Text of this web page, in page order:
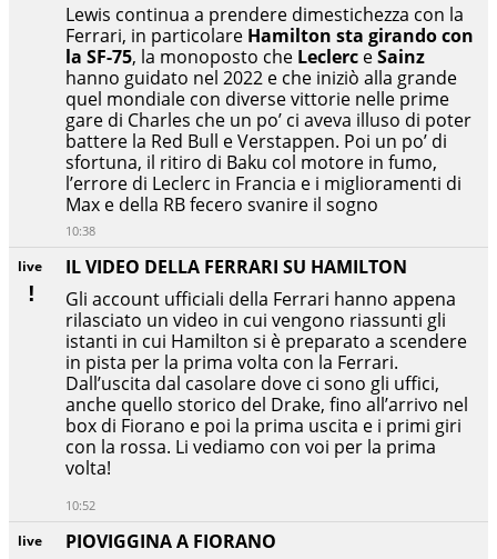
live
PIOVIGGINA A FIORANO
live
IL VIDEO DELLA FERRARI SU HAMILTON
Gli account ufficiali della Ferrari hanno appena
rilasciato un video in cui vengono riassunti gli
istanti in cui Hamilton si è preparato a scendere
in pista per la prima volta con la Ferrari.
Dall’uscita dal casolare dove ci sono gli uffici,
anche quello storico del Drake, fino all’arrivo nel
box di Fiorano e poi la prima uscita e i primi giri
con la rossa. Li vediamo con voi per la prima
volta!
10:52
Lewis continua a prendere dimestichezza con la
Ferrari, in particolare Hamilton sta girando con
la SF-75, la monoposto che Leclerc eSainz
hanno guidato nel 2022 e che iniziò alla grande
quel mondiale con diverse vittorie nelle prime
gare di Charles che un po’ ci aveva illuso di poter
battere la Red Bull e Verstappen. Poi un po’ di
sfortuna, il ritiro di Baku col motore in fumo,
l’errore di Leclerc in Francia e i miglioramenti di
Max e della RB fecero svanire il sogno
10:38